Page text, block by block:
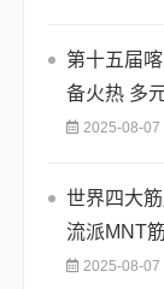
第十五届
备火热 多
2025-08-07
世界四大
流派MNT
2025-08-07